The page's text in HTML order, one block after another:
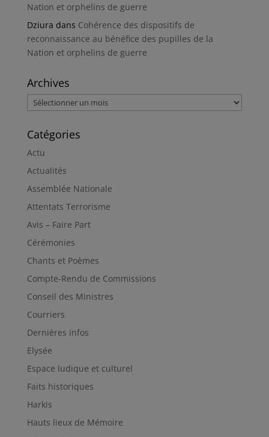
Nation et orphelins de guerre
Dziura dans Cohérence des dispositifs de
reconnaissance au bénéfice des pupilles de la
Nation et orphelins de guerre
Archives
Archives
Catégories
Actu
Actualités
Assemblée Nationale
Attentats Terrorisme
Avis – Faire Part
Cérémonies
Chants et Poèmes
Compte-Rendu de Commissions
Conseil des Ministres
Courriers
Dernières infos
Elysée
Espace ludique et culturel
Faits historiques
Harkis
Hauts lieux de Mémoire